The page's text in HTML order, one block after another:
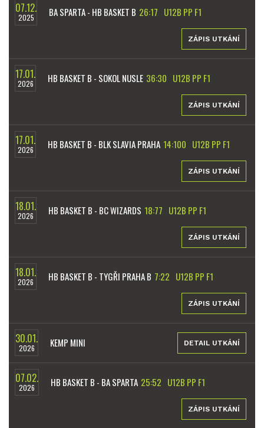
07.12.
2025 BA SPARTA - HB BASKET B 26:17 U12B PP F1
ZÁPIS UTKÁNÍ
17.01.
2026 HB BASKET B - SOKOL NUSLE 36:30 U12B PP F1
ZÁPIS UTKÁNÍ
17.01.
2026 HB BASKET B - BLK SLAVIA PRAHA 14:100 U12B PP F1
ZÁPIS UTKÁNÍ
18.01.
2026 HB BASKET B - BC WIZARDS 18:77 U12B PP F1
ZÁPIS UTKÁNÍ
18.01.
2026 HB BASKET B - TYGŘI PRAHA B 7:22 U12B PP F1
ZÁPIS UTKÁNÍ
30.01.
2026 KEMP MINI DETAIL UTKÁNÍ
07.02.
2026 HB BASKET B - BA SPARTA 25:52 U12B PP F1
ZÁPIS UTKÁNÍ